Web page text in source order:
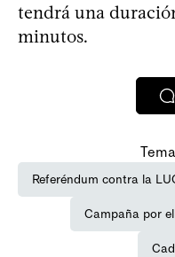
tendrá una
minutos.
Referéndum contra la
Campaña por